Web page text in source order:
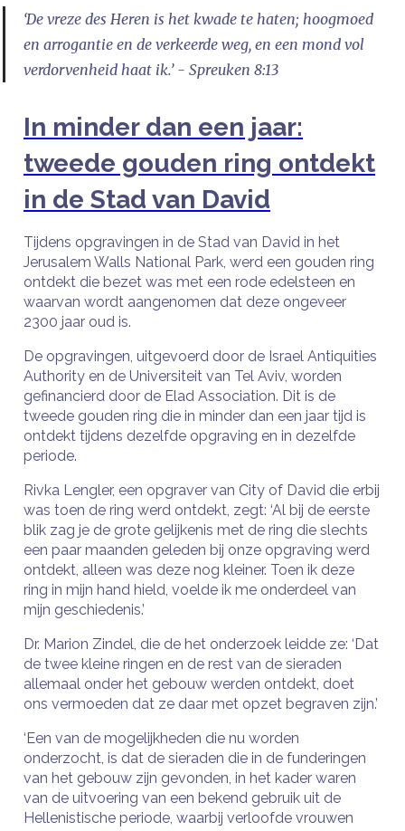
‘De vreze des Heren is het kwade te haten; hoogmoed
en arrogantie en de verkeerde weg, en een mond vol
verdorvenheid haat ik.’ - Spreuken 8:13
In minder dan een jaar:
tweede gouden ring ontdekt
in de Stad van David
Tijdens opgravingen in de Stad van David in het
Jerusalem Walls National Park, werd een gouden ring
ontdekt die bezet was met een rode edelsteen en
waarvan wordt aangenomen dat deze ongeveer
2300 jaar oud is.
De opgravingen, uitgevoerd door de Israel Antiquities
Authority en de Universiteit van Tel Aviv, worden
gefinancierd door de Elad Association. Dit is de
tweede gouden ring die in minder dan een jaar tijd is
ontdekt tijdens dezelfde opgraving en in dezelfde
periode.
Rivka Lengler, een opgraver van City of David die erbij
was toen de ring werd ontdekt, zegt: ‘Al bij de eerste
blik zag je de grote gelijkenis met de ring die slechts
een paar maanden geleden bij onze opgraving werd
ontdekt, alleen was deze nog kleiner. Toen ik deze
ring in mijn hand hield, voelde ik me onderdeel van
mijn geschiedenis.’
Dr. Marion Zindel, die de het onderzoek leidde ze: ‘Dat
de twee kleine ringen en de rest van de sieraden
allemaal onder het gebouw werden ontdekt, doet
ons vermoeden dat ze daar met opzet begraven zijn.’
‘Een van de mogelijkheden die nu worden
onderzocht, is dat de sieraden die in de funderingen
van het gebouw zijn gevonden, in het kader waren
van de uitvoering van een bekend gebruik uit de
Hellenistische periode, waarbij verloofde vrouwen